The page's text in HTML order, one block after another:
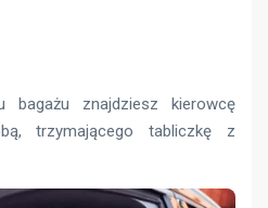
bagażu znajdziesz kierowcę
trzymającego tabliczkę z